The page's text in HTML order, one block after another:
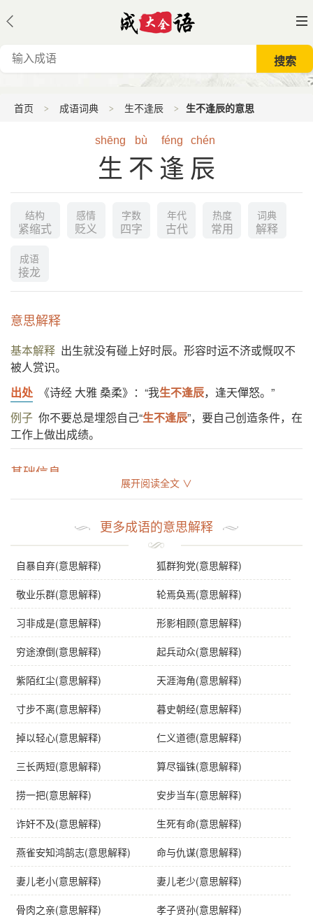
首页 成语词典 生不逢辰 生不逢辰的意思
shēng bù féng chén
生不逢辰
结构
紧缩式
感情
贬义
字数
四字
年代
古代
热度
常用
词典
解释
成语
接龙
意思解释
基本解释 出生就没有碰上好时辰。形容时运不济或慨叹不
被人赏识。
出处
《诗经 大雅 桑柔》：“我生不逢辰，逢天僤怒。”
例子 你不要总是埋怨自己“生不逢辰”，要自己创造条件，在
工作上做出成绩。
基础信息
拼音 shēng bù féng chén
ㄕㄥ ㄅㄨˋ ㄈㄥˊ ㄔㄣˊ
感情 生不逢辰是贬义词。
用法 主谓式；作谓语、定语；含贬义。
辨形 “辰”，不能写作“晨”。
近义词 生不逢时、时运不济
反义词 吉人天相、吉星高照
英语 born at a wrong time（be born under an evil star）
字义分解
shēng
生
bù fǒu
不
féng
逢 辰
展开阅读全文 ∨
更多成语的意思解释
自暴自弃(意思解释) 狐群狗党(意思解释)
敬业乐群(意思解释) 轮焉奂焉(意思解释)
习非成是(意思解释) 形影相顾(意思解释)
穷途潦倒(意思解释) 起兵动众(意思解释)
紫陌红尘(意思解释) 天涯海角(意思解释)
寸步不离(意思解释) 暮史朝经(意思解释)
掉以轻心(意思解释) 仁义道德(意思解释)
三长两短(意思解释) 算尽锱铢(意思解释)
捞一把(意思解释) 安步当车(意思解释)
诈奸不及(意思解释) 生死有命(意思解释)
燕雀安知鸿鹄志(意思解释) 命与仇谋(意思解释)
妻儿老小(意思解释) 妻儿老少(意思解释)
骨肉之亲(意思解释) 孝子贤孙(意思解释)